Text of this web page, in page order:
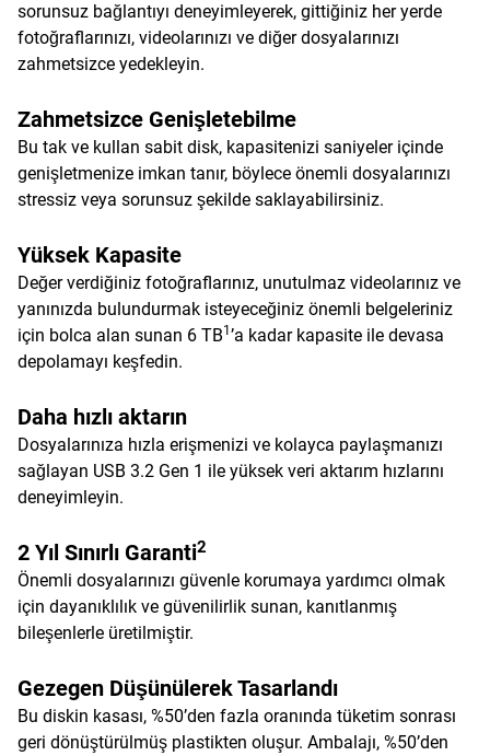
sorunsuz bağlantıyı deneyimleyerek, gittiğiniz her yerde
fotoğraflarınızı, videolarınızı ve diğer dosyalarınızı
zahmetsizce yedekleyin.
Zahmetsizce Genişletebilme
Bu tak ve kullan sabit disk, kapasitenizi saniyeler içinde
genişletmenize imkan tanır, böylece önemli dosyalarınızı
stressiz veya sorunsuz şekilde saklayabilirsiniz.
Yüksek Kapasite
Değer verdiğiniz fotoğraflarınız, unutulmaz videolarınız ve
yanınızda bulundurmak isteyeceğiniz önemli belgeleriniz
için bolca alan sunan 6 TB1 ’a kadar kapasite ile devasa
depolamayı keşfedin.
Daha hızlı aktarın
Dosyalarınıza hızla erişmenizi ve kolayca paylaşmanızı
sağlayan USB 3.2 Gen 1 ile yüksek veri aktarım hızlarını
deneyimleyin.
2 Yıl Sınırlı Garanti2
Önemli dosyalarınızı güvenle korumaya yardımcı olmak
için dayanıklılık ve güvenilirlik sunan, kanıtlanmış
bileşenlerle üretilmiştir.
Gezegen Düşünülerek Tasarlandı
Bu diskin kasası, %50’den fazla oranında tüketim sonrası
geri dönüştürülmüş plastikten oluşur. Ambalajı, %50’den